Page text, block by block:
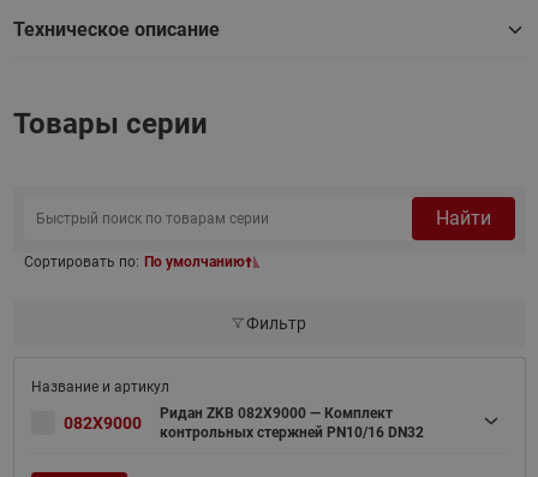
Техническое описание
Товары серии
Найти
Сортировать по: По умолчанию
Фильтр
082X9000
Ридан ZKB 082X9000 — Комплект
контрольных стержней PN10/16 DN32